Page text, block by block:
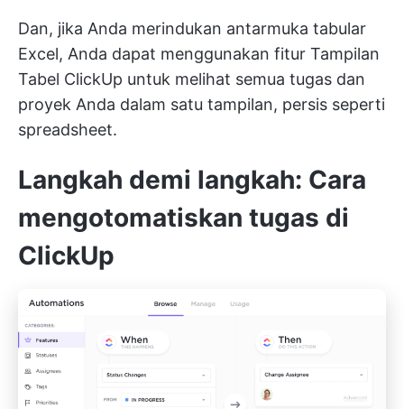
Dan, jika Anda merindukan antarmuka tabular
Excel, Anda dapat menggunakan fitur Tampilan
Tabel ClickUp untuk melihat semua tugas dan
proyek Anda dalam satu tampilan, persis seperti
spreadsheet.
Langkah demi langkah: Cara
mengotomatiskan tugas di
ClickUp